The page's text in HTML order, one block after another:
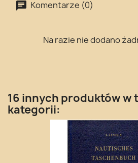
Komentarze (0)
Na razie nie dodano
16 innych produktów w
kategorii: